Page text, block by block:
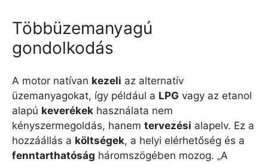
Többüzemanyagú
gondolkodás
A motor natívan kezeli az alternatív
üzemanyagokat, így például a LPG vagy az etanol
alapú keverékek használata nem
kényszermegoldás, hanem tervezési alapelv. Ez a
hozzáállás a költségek, a helyi elérhetőség és a
fenntarthatóság háromszögében mozog. „A